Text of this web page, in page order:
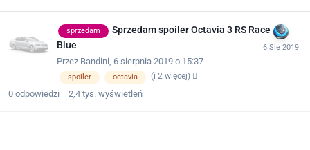
sprzedam
Sprzedam spoiler Octavia 3 RS Race
Blue
Przez Bandini 6 sierpnia 2019 o 15:37
spoiler octavia (i 2 więcej)
0 odpowiedzi 2,4 tys. wyświetleń